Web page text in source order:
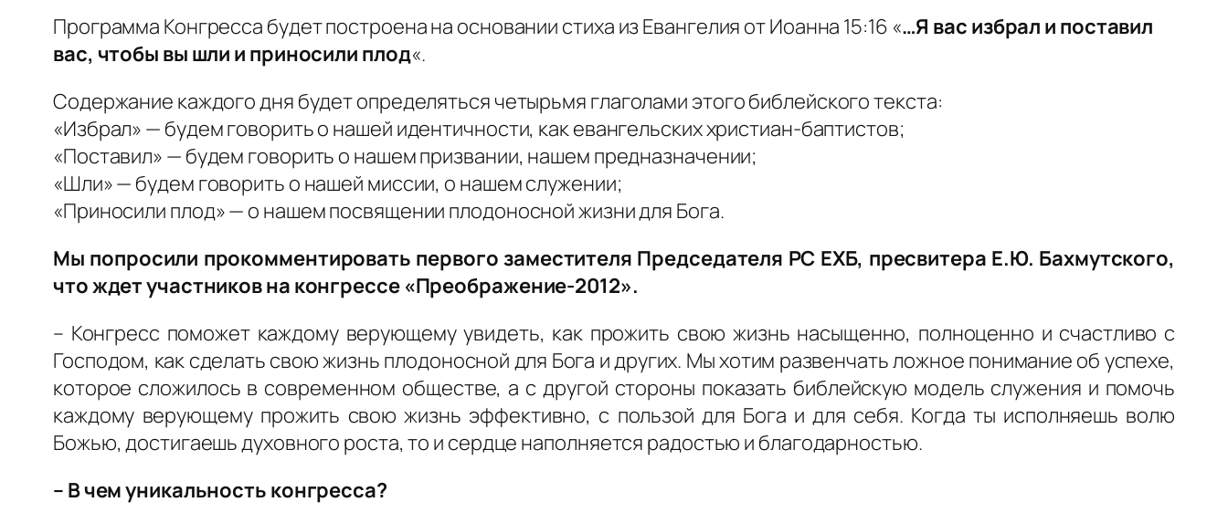
Программа Конгресса будет построена на основании стиха из Евангелия от Иоанна 15:16 «…Я вас избрал и поставил
вас, чтобы вы шли и приносили плод«.
Содержание каждого дня будет определяться четырьмя глаголами этого библейского текста:
«Избрал» — будем говорить о нашей идентичности, как евангельских христиан-баптистов;
«Поставил» — будем говорить о нашем призвании, нашем предназначении;
«Шли» — будем говорить о нашей миссии, о нашем служении;
«Приносили плод» — о нашем посвящении плодоносной жизни для Бога.
Мы попросили прокомментировать первого заместителя Председателя РС ЕХБ, пресвитера Е.Ю. Бахмутского,
что ждет участников на конгрессе «Преображение-2012».
– Конгресс поможет каждому верующему увидеть, как прожить свою жизнь насыщенно, полноценно и счастливо с
Господом, как сделать свою жизнь плодоносной для Бога и других. Мы хотим развенчать ложное понимание об успехе,
которое сложилось в современном обществе, а с другой стороны показать библейскую модель служения и помочь
каждому верующему прожить свою жизнь эффективно, с пользой для Бога и для себя. Когда ты исполняешь волю
Божью, достигаешь духовного роста, то и сердце наполняется радостью и благодарностью.
– В чем уникальность конгресса?